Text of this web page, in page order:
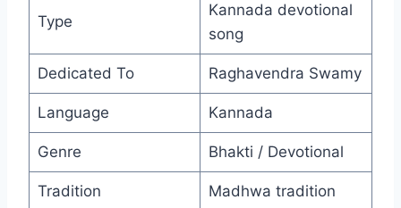
Type
Kannada devotional
song
Dedicated To Raghavendra Swamy
Language Kannada
Genre Bhakti / Devotional
Tradition Madhwa tradition